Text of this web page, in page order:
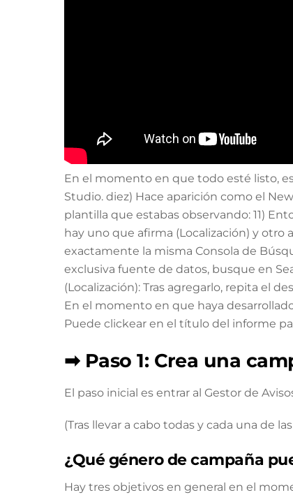
En el momento en que todo esté listo,
Studio. diez) Hace aparición como el
plantilla que estabas observando: 11)
hay uno que afirma (Localización) y otro
exactamente la misma Consola de
exclusiva fuente de datos, busque en
(Localización): Tras agregarlo, repita el
En el momento en que haya
Puede clickear en el título del informe
➡ Paso 1: Crea una
El paso inicial es entrar al Gestor de
(Tras llevar a cabo todas y cada una de
¿Qué género de campaña
Hay tres objetivos en general en el